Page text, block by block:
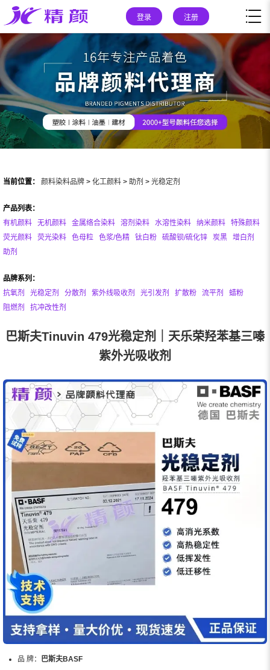
登录 注册
当前位置： 颜料染料品牌 > 化工颜料 > 助剂 > 光稳定剂
产品列表：
有机颜料
无机颜料 金属络合染料 溶剂染料 水溶性染料 纳米颜料
特殊颜料
荧光颜料
荧光染料 色母粒 色浆/色精 钛白粉 硫酸钡/硫化锌 炭黑
增白剂
助剂
品牌系列：
抗氧剂
光稳定剂 分散剂 紫外线吸收剂 光引发剂 扩散粉 流平剂
蜡粉
阻燃剂
抗冲改性剂
巴斯夫Tinuvin 479光稳定剂｜天乐荣羟苯基三嗪
紫外光吸收剂
品 牌： 巴斯夫BASF